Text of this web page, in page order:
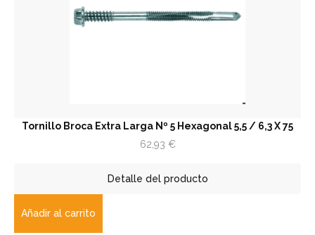
Tornillo Broca Extra Larga Nº 5 Hexagonal 5,5 / 6,3 X 75
62,93 €
Detalle del producto
Añadir al carrito